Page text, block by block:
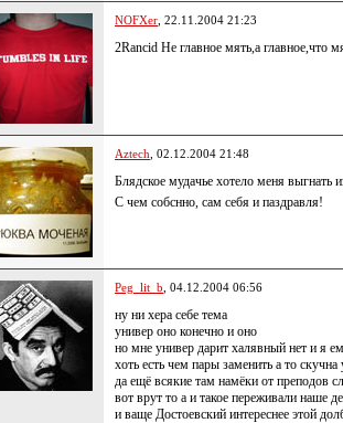
NOFXer , 22.11.2004 21:23
2Rancid Не главное мять,а главное,что
Aztech , 02.12.2004 21:48
Блядское мудачье хотело меня
С чем собснно, сам себя и паздравля!
Peg_lit_b , 04.12.2004 06:56
ну ни хера себе тема
универ оно конечно и оно
но мне универ дарит халявный нет и я
хоть есть чем пары заменить а то скучна
да ещё всякие там намёки от преподов
вот врут то а и такое переживали наше
и ваще Достоевский интереснее этой